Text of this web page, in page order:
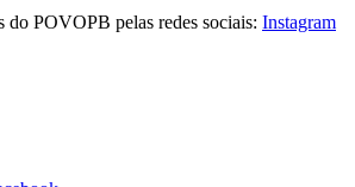
do POVOPB pelas redes sociais: Instagram